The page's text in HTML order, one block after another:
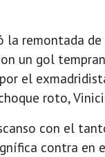
la remontada
un gol
el
roto,
con el
contra en